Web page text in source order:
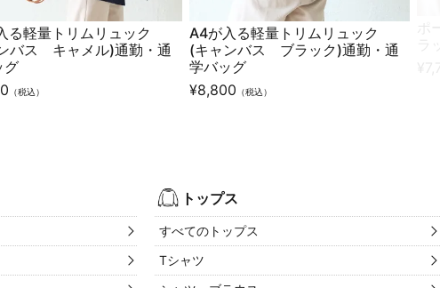
る軽量トリムリュック
バス キャメル)通勤・通
グ
（税込）
A4が入る軽量トリムリュック
(キャンバス ブラック)通勤・通
学バッグ
¥8,800 （税込）
トップス
すべてのトップス
Tシャツ